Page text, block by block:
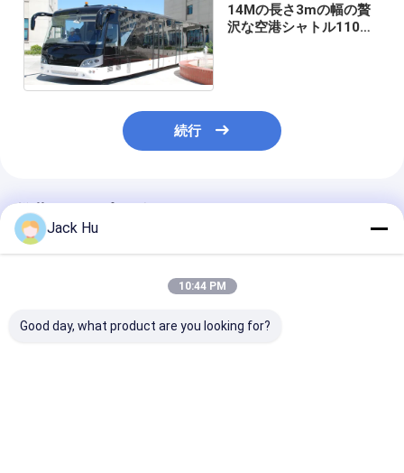
14Mの長さ3mの幅の贅
沢な空港シャトル110の
続行
推薦されたプロダクト
Jack Hu
10:44 PM
Good day, what product are you looking for?